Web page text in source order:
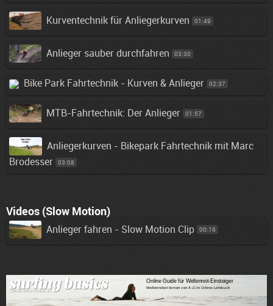
Kurventechnik für Anliegerkurven 01:49
Anlieger sauber durchfahren 03:30
Bike Park Fahrtechnik - Kurven & Anlieger 02:37
MTB-Fahrtechnik: Der Anlieger 01:57
Anliegerkurven - Bikepark Fahrtechnik mit Marc
Brodesser
03:08
Videos (Slow Motion)
Anlieger fahren - Slow Motion Clip 00:16